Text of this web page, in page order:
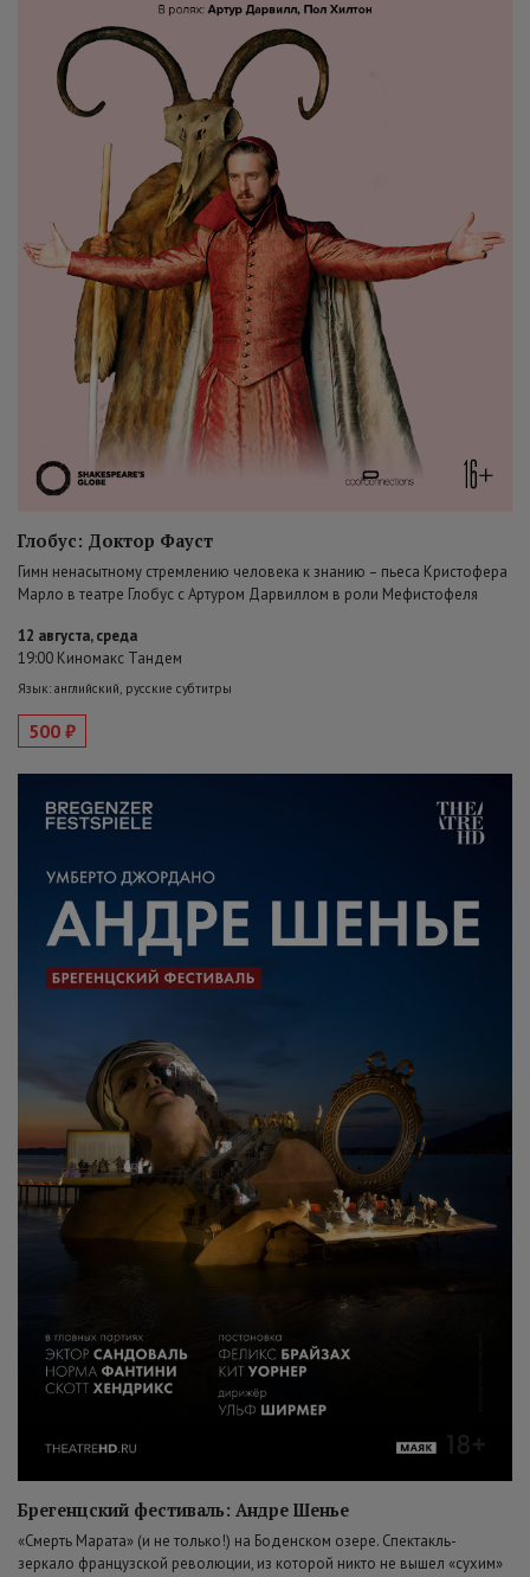
Глобус: Доктор Фауст
Гимн ненасытному стремлению человека к знанию – пьеса Кристофера
Марло в театре Глобус с Артуром Дарвиллом в роли Мефистофеля
12 августа, среда
19:00 Киномакс Тандем
Язык: английский, русские субтитры
500 ₽
Брегенцский фестиваль: Андре Шенье
«Смерть Марата» (и не только!) на Боденском озере. Спектакль-
зеркало французской революции, из которой никто не вышел «сухим»